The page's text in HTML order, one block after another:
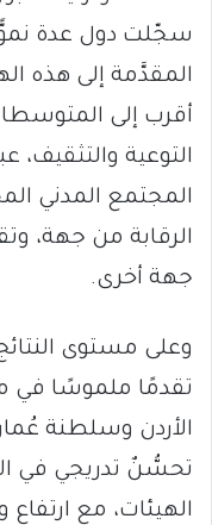
سجّلت دول عدة
المقدَّمة إلى هذه
أقرب إلى
التوعية
المجتمع المدني
الرقابة من جهة،
جهة أخرى.
وعلى مستوى
تقدمًا ملموسًا في
الأردن وسلطنة
تحسُّنٌ تدريجي في
الهيئات، مع ارتفاع